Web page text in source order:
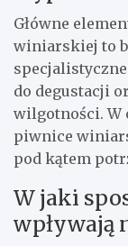
Główne
winiarskiej to
do degustacji
wilgotności. W
piwnice
pod kątem
W jaki
wpływają